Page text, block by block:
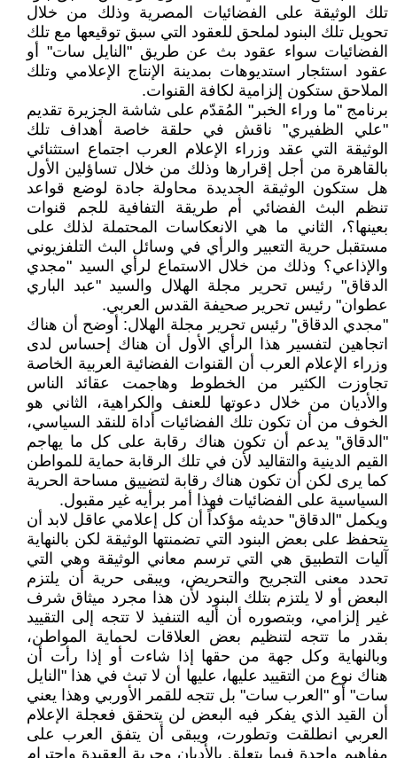
تلك الوثيقة على الفضائيات المصرية وذلك من خلال
تحويل تلك البنود لملحق للعقود التي سبق توقيعها مع تلك
الفضائيات سواء عقود بث عن طريق "النايل سات" أو
عقود استئجار استديوهات بمدينة الإنتاج الإعلامي وتلك
الملاحق ستكون إلزامية لكافة القنوات.
برنامج "ما وراء الخبر" المُقدّم على شاشة الجزيرة تقديم
"علي الظفيري" ناقش في حلقة خاصة أهداف تلك
الوثيقة التي عقد وزراء الإعلام العرب اجتماع استثنائي
بالقاهرة من أجل إقرارها وذلك من خلال تساؤلين الأول
هل ستكون الوثيقة الجديدة محاولة جادة لوضع قواعد
تنظم البث الفضائي أم طريقة التفافية للجم قنوات
بعينها؟، الثاني ما هي الانعكاسات المحتملة لذلك على
مستقبل حرية التعبير والرأي في وسائل البث التلفزيوني
والإذاعي؟ وذلك من خلال الاستماع لرأي السيد "مجدي
الدقاق" رئيس تحرير مجلة الهلال والسيد "عبد الباري
عطوان" رئيس تحرير صحيفة القدس العربي.
"مجدي الدقاق" رئيس تحرير مجلة الهلال: أوضح أن هناك
اتجاهين لتفسير هذا الرأي الأول أن هناك إحساس لدى
وزراء الإعلام العرب أن القنوات الفضائية العربية الخاصة
تجاوزت الكثير من الخطوط وهاجمت عقائد الناس
والأديان من خلال دعوتها للعنف والكراهية، الثاني هو
الخوف من أن تكون تلك الفضائيات أداة للنقد السياسي،
"الدقاق" يدعم أن تكون هناك رقابة على كل ما يهاجم
القيم الدينية والتقاليد لأن في تلك الرقابة حماية للمواطن
كما يرى لكن أن تكون هناك رقابة لتضييق مساحة الحرية
السياسية على الفضائيات فهذا أمر برأيه غير مقبول.
ويكمل "الدقاق" حديثه مؤكداً أن كل إعلامي عاقل لابد أن
يتحفظ على بعض البنود التي تضمنتها الوثيقة لكن بالنهاية
آليات التطبيق هي التي ترسم معاني الوثيقة وهي التي
تحدد معنى التجريح والتحريض، ويبقى حرية أن يلتزم
البعض أو لا يلتزم بتلك البنود لأن هذا مجرد ميثاق شرف
غير إلزامي، وبتصوره أن أليه التنفيذ لا تتجه إلى التقييد
بقدر ما تتجه لتنظيم بعض العلاقات لحماية المواطن،
وبالنهاية وكل جهة من حقها إذا شاءت أو إذا رأت أن
هناك نوع من التقييد عليها، عليها أن لا تبث في هذا "النايل
سات" أو "العرب سات" بل تتجه للقمر الأوربي وهذا يعني
أن القيد الذي يفكر فيه البعض لن يتحقق فعجلة الإعلام
العربي انطلقت وتطورت، ويبقى أن يتفق العرب على
مفاهيم واحدة فيما يتعلق بالأديان وحرية العقيدة واحترام